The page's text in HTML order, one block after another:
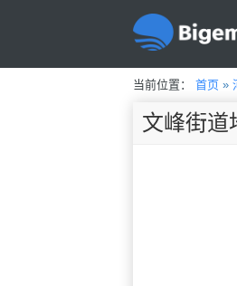
当前位置： 首页»
文峰街道